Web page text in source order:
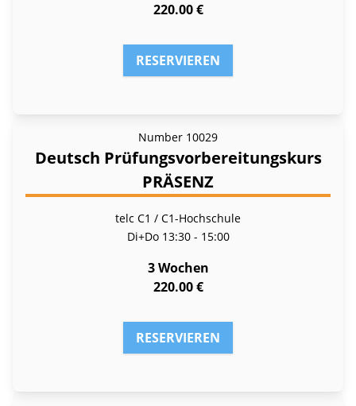
220.00 €
RESERVIEREN
Number 10029
Deutsch Prüfungsvorbereitungskurs
PRÄSENZ
telc C1 / C1-Hochschule
Di+Do 13:30 - 15:00
3 Wochen
220.00 €
RESERVIEREN